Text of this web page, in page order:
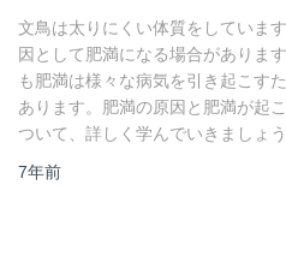
文鳥は太りにくい体質をしていま
因として肥満になる場合がありま
も肥満は様々な病気を引き起こす
あります。肥満の原因と肥満が起
ついて、詳しく学んでいきましょう
7年前